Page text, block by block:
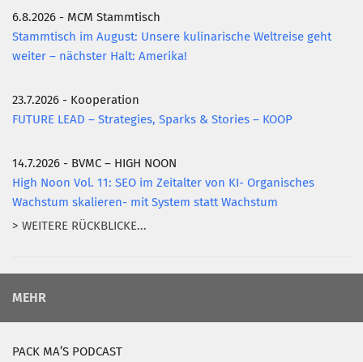
6.8.2026 - MCM Stammtisch
Stammtisch im August: Unsere kulinarische Weltreise geht
weiter – nächster Halt: Amerika!
23.7.2026 - Kooperation
FUTURE LEAD – Strategies, Sparks & Stories – KOOP
14.7.2026 - BVMC – HIGH NOON
High Noon Vol. 11: SEO im Zeitalter von KI- Organisches
Wachstum skalieren- mit System statt Wachstum
> WEITERE RÜCKBLICKE...
MEHR
PACK MA’S PODCAST